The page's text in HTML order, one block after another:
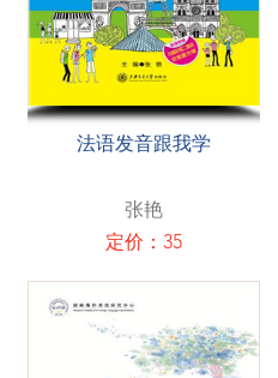
法语发音跟我学
张艳
定价：35